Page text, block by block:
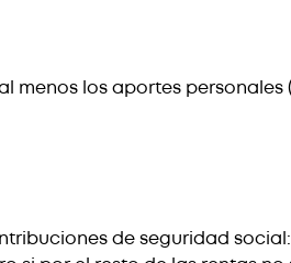
los aportes personales
de seguridad social: